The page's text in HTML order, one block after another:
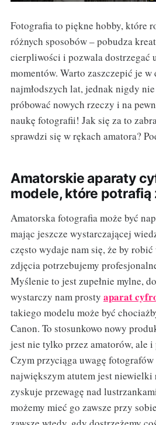
Fotografia to piękne hobby, które
różnych sposobów – pobudza
cierpliwości i pozwala dostrzegać
momentów. Warto zaszczepić je
najmłodszych lat, jednak nigdy
próbować nowych rzeczy i na
naukę fotografii! Jak się za to
sprawdzi się w rękach amatora?
Amatorskie aparaty
modele, które potrafią
Amatorska fotografia może być
mając jeszcze wystarczającej
często wydaje nam się, że by
zdjęcia potrzebujemy
Myślenie to jest zupełnie mylne,
wystarczy nam prosty aparat
takiego modelu może być
Canon. To stosunkowo nowy
jest nie tylko przez amatorów, ale
Czym przyciąga uwagę fotografów
największym atutem jest niewielki
zyskuje przewagę nad
możemy mieć go zawsze przy